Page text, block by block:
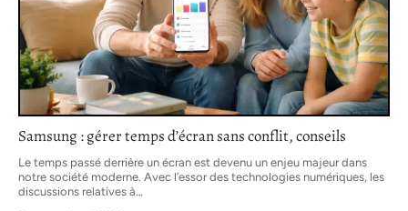
Samsung : gérer temps d’écran sans conflit, conseils
Le temps passé derrière un écran est devenu un enjeu majeur dans
notre société moderne. Avec l’essor des technologies numériques, les
discussions relatives à…